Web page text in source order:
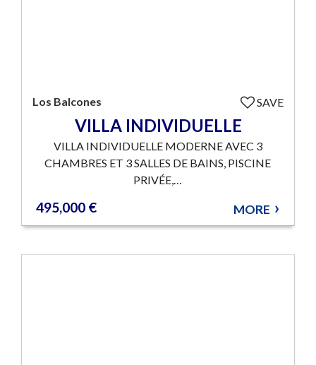
Los Balcones SAVE
VILLA INDIVIDUELLE
VILLA INDIVIDUELLE MODERNE AVEC 3
CHAMBRES ET 3 SALLES DE BAINS, PISCINE
PRIVÉE,…
495,000 € MORE